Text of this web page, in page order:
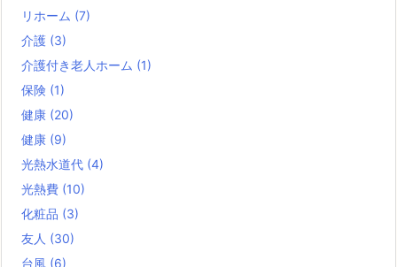
リホーム (7)
介護 (3)
介護付き老人ホーム (1)
保険 (1)
健康 (20)
健康 (9)
光熱水道代 (4)
光熱費 (10)
化粧品 (3)
友人 (30)
台風 (6)